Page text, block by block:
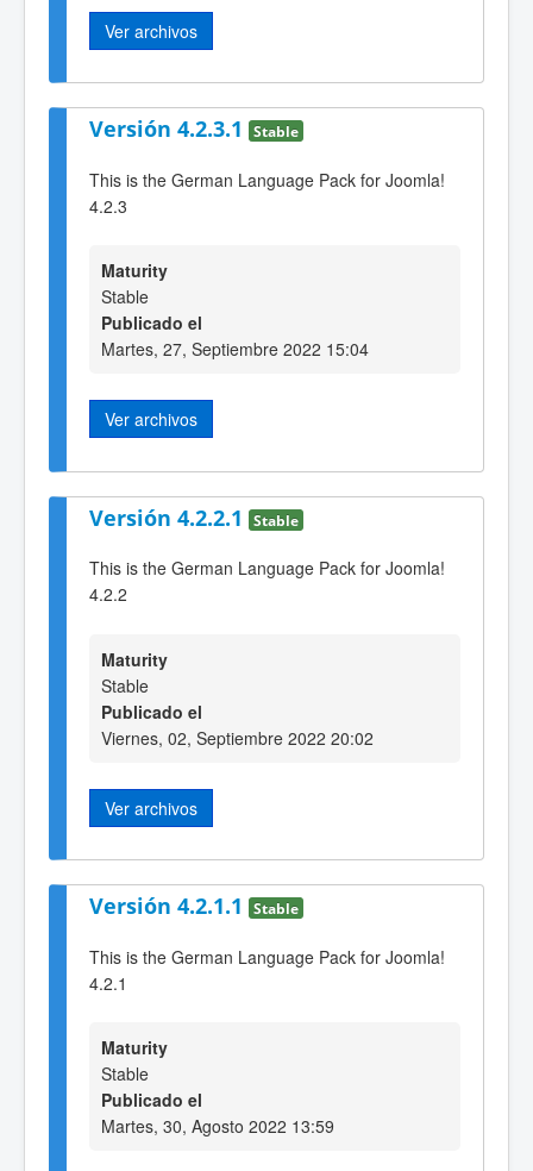
Ver archivos
Versión 4.2.3.1 Stable
This is the German Language Pack for Joomla!
4.2.3
Maturity
Stable
Publicado el
Martes, 27, Septiembre 2022 15:04
Ver archivos
Versión 4.2.2.1 Stable
This is the German Language Pack for Joomla!
4.2.2
Maturity
Stable
Publicado el
Viernes, 02, Septiembre 2022 20:02
Ver archivos
Versión 4.2.1.1 Stable
This is the German Language Pack for Joomla!
4.2.1
Maturity
Stable
Publicado el
Martes, 30, Agosto 2022 13:59